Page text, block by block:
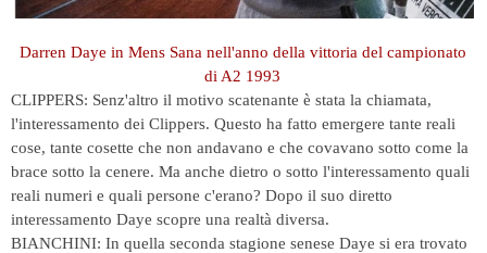
Darren Daye in Mens Sana nell'anno della vittoria del campionato
di A2 1993
CLIPPERS: Senz'altro il motivo scatenante è stata la chiamata,
l'interessamento dei Clippers. Questo ha fatto emergere tante reali
cose, tante cosette che non andavano e che covavano sotto come la
brace sotto la cenere. Ma anche dietro o sotto l'interessamento quali
reali numeri e quali persone c'erano? Dopo il suo diretto
interessamento Daye scopre una realtà diversa.
BIANCHINI: In quella seconda stagione senese Daye si era trovato